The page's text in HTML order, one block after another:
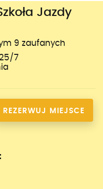
Jazdy
9 zaufanych
7
REZERWUJ MIEJSCE